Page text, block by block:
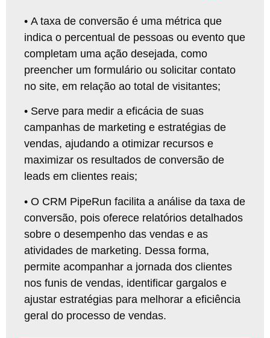
• A taxa de conversão é uma métrica que
indica o percentual de pessoas ou evento que
completam uma ação desejada, como
preencher um formulário ou solicitar contato
no site, em relação ao total de visitantes;
• Serve para medir a eficácia de suas
campanhas de marketing e estratégias de
vendas, ajudando a otimizar recursos e
maximizar os resultados de conversão de
leads em clientes reais;
• O CRM PipeRun facilita a análise da taxa de
conversão, pois oferece relatórios detalhados
sobre o desempenho das vendas e as
atividades de marketing. Dessa forma,
permite acompanhar a jornada dos clientes
nos funis de vendas, identificar gargalos e
ajustar estratégias para melhorar a eficiência
geral do processo de vendas.